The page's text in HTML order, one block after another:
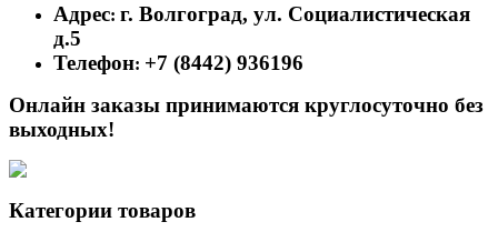
Адрес: г. Волгоград, ул. Социалистическая
д.5
Телефон: +7 (8442) 936196
Онлайн заказы принимаются круглосуточно без
выходных!
Категории товаров